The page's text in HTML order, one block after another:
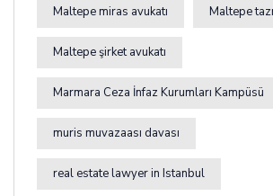
Maltepe miras avukatı Maltepe
Maltepe şirket avukatı
Marmara Ceza İnfaz Kurumları Kampüsü
muris muvazaası davası
real estate lawyer in Istanbul